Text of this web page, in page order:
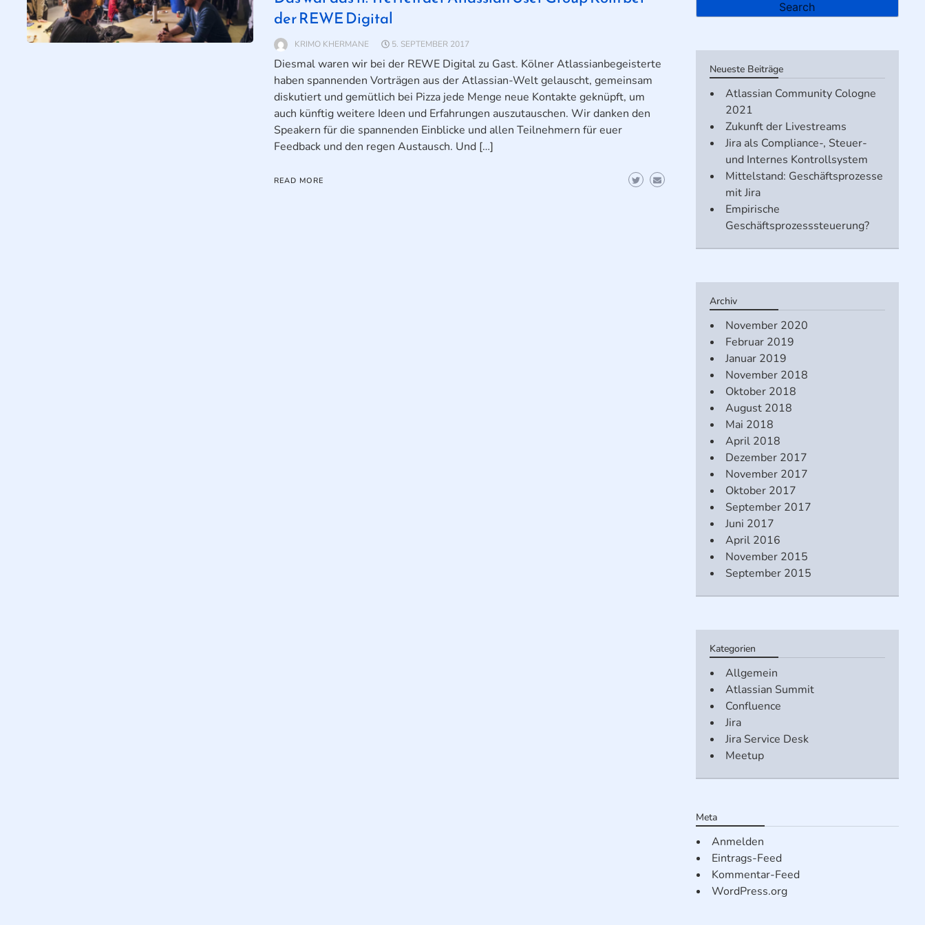
der REWE Digital
KRIMO KHERMANE 5. SEPTEMBER 2017
Diesmal waren wir bei der REWE Digital zu Gast. Kölner Atlassianbegeisterte
haben spannenden Vorträgen aus der Atlassian-Welt gelauscht, gemeinsam
diskutiert und gemütlich bei Pizza jede Menge neue Kontakte geknüpft, um
auch künftig weitere Ideen und Erfahrungen auszutauschen. Wir danken den
Speakern für die spannenden Einblicke und allen Teilnehmern für euer
Feedback und den regen Austausch. Und […]
READ MORE
Neueste Beiträge
Atlassian Community Cologne
2021
Zukunft der Livestreams
Jira als Compliance-, Steuer-
und Internes Kontrollsystem
Mittelstand: Geschäftsprozesse
mit Jira
Empirische
Geschäftsprozesssteuerung?
Archiv
November 2020
Februar 2019
Januar 2019
November 2018
Oktober 2018
August 2018
Mai 2018
April 2018
Dezember 2017
November 2017
Oktober 2017
September 2017
Juni 2017
April 2016
November 2015
September 2015
Kategorien
Allgemein
Atlassian Summit
Confluence
Jira
Jira Service Desk
Meetup
Meta
Anmelden
Eintrags-Feed
Kommentar-Feed
WordPress.org